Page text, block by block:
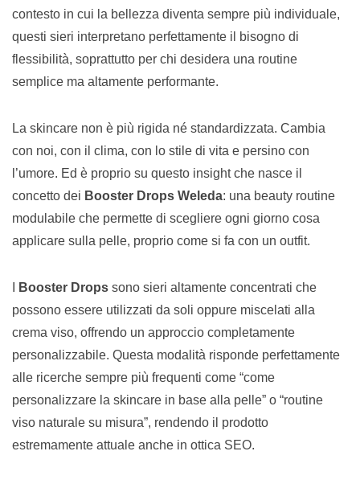
contesto in cui la bellezza diventa sempre più individuale,
questi sieri interpretano perfettamente il bisogno di
flessibilità, soprattutto per chi desidera una routine
semplice ma altamente performante.
La skincare non è più rigida né standardizzata. Cambia
con noi, con il clima, con lo stile di vita e persino con
l’umore. Ed è proprio su questo insight che nasce il
concetto dei Booster Drops Weleda: una beauty routine
modulabile che permette di scegliere ogni giorno cosa
applicare sulla pelle, proprio come si fa con un outfit.
Booster Drops sono sieri altamente concentrati che
possono essere utilizzati da soli oppure miscelati alla
crema viso, offrendo un approccio completamente
personalizzabile. Questa modalità risponde perfettamente
alle ricerche sempre più frequenti come “come
personalizzare la skincare in base alla pelle” o “routine
viso naturale su misura”, rendendo il prodotto
estremamente attuale anche in ottica SEO.